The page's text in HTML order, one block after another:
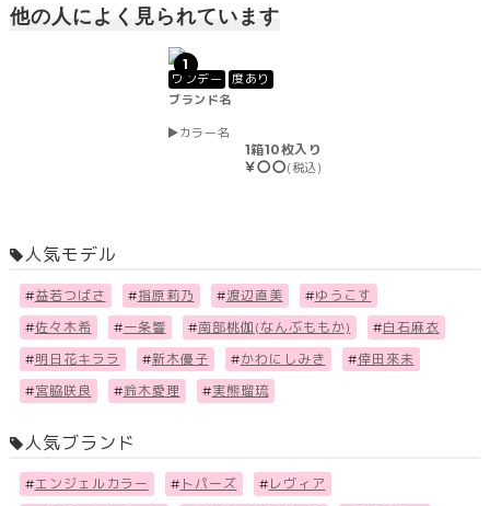
他の人によく見られています
1
ワンデー
度あり
ブランド名
カラー名
1箱10枚入り
￥〇〇(税込)
人気モデル
#益若つばさ #指原莉乃 #渡辺直美 #ゆうこす
#佐々木希 #一条響 #南部桃伽(なんぶももか) #白石麻衣
#明日花キララ #新木優子 #かわにしみき #倖田來未
#宮脇咲良 #鈴木愛理 #実熊瑠琉
人気ブランド
#エンジェルカラー # トパーズ # レヴィア